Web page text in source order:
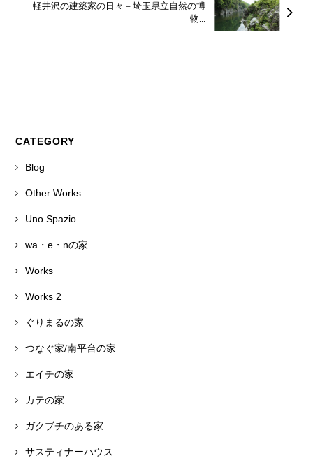
軽井沢の建築家の日々－埼玉県立自然の博
物...
CATEGORY
Blog
Other Works
Uno Spazio
wa・e・nの家
Works
Works 2
ぐりまるの家
つなぐ家/南平台の家
エイチの家
カテの家
ガクブチのある家
サスティナーハウス